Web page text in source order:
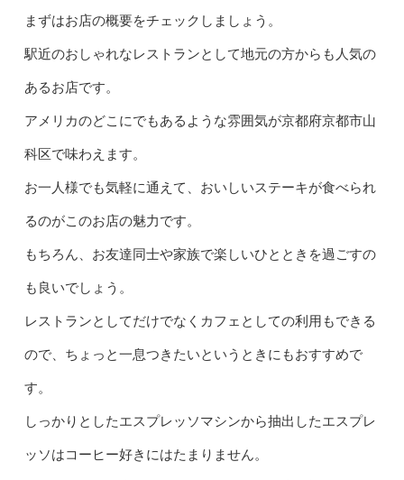
まずはお店の概要をチェックしましょう。
駅近のおしゃれなレストランとして地元の方からも人気の
あるお店です。
アメリカのどこにでもあるような雰囲気が京都府京都市山
科区で味わえます。
お一人様でも気軽に通えて、おいしいステーキが食べられ
るのがこのお店の魅力です。
もちろん、お友達同士や家族で楽しいひとときを過ごすの
も良いでしょう。
レストランとしてだけでなくカフェとしての利用もできる
ので、ちょっと一息つきたいというときにもおすすめで
す。
しっかりとしたエスプレッソマシンから抽出したエスプレ
ッソはコーヒー好きにはたまりません。